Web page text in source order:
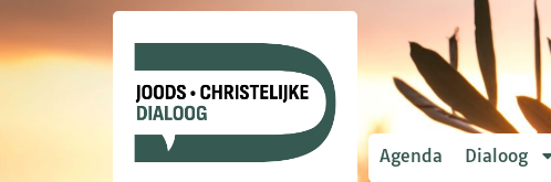
Agenda Dialoog